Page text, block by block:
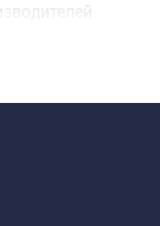
IQ Navi и
опыт в
ассортименту,
России не
в Москве,